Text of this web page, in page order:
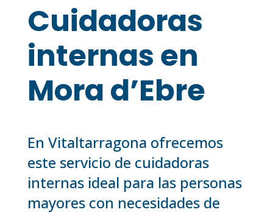
Cuidadoras
internas en
Mora d’Ebre
En Vitaltarragona ofrecemos
este servicio de cuidadoras
internas ideal para las personas
mayores con necesidades de